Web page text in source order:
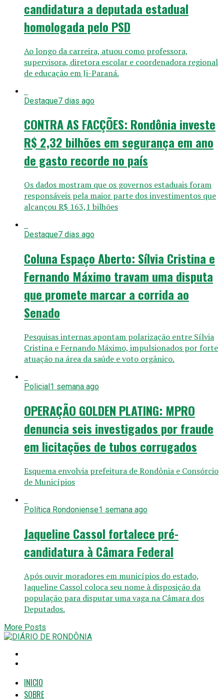
candidatura a deputada estadual
homologada pelo PSD
Ao longo da carreira, atuou como professora,
supervisora, diretora escolar e coordenadora regional
de educação em Ji-Paraná.
Destaque7 dias ago
CONTRA AS FACÇÕES: Rondônia investe
R$ 2,32 bilhões em segurança em ano
de gasto recorde no país
Os dados mostram que os governos estaduais foram
responsáveis pela maior parte dos investimentos que
alcançou R$ 163,1 bilhões
Destaque7 dias ago
Coluna Espaço Aberto: Sílvia Cristina e
Fernando Máximo travam uma disputa
que promete marcar a corrida ao
Senado
Pesquisas internas apontam polarização entre Sílvia
Cristina e Fernando Máximo, impulsionados por forte
atuação na área da saúde e voto orgânico.
Policial 1 semana ago
OPERAÇÃO GOLDEN PLATING: MPRO
denuncia seis investigados por fraude
em licitações de tubos corrugados
Esquema envolvia prefeitura de Rondônia e Consórcio
de Municípios
Política Rondoniense1 semana ago
Jaqueline Cassol fortalece pré-
candidatura à Câmara Federal
Após ouvir moradores em municípios do estado,
Jaqueline Cassol coloca seu nome à disposição da
população para disputar uma vaga na Câmara dos
Deputados.
More Posts
INICIO
SOBRE